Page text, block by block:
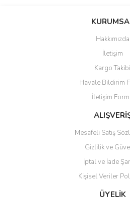
Bu ürüne ilk yorumu
Yorum Yaz
Ürün resmi kalitesiz, bozuk veya
Ürün açıklamasında eksik bilgiler
Ürün bilgilerinde hatalar bulunuyor.
Ürün fiyatı diğer sitelerden daha
Bu ürüne benzer farklı alternatifler
Gönder
Hakkımızda
İletişim
Kargo Takibi
Havale Bildirim
İletişim
Mesafeli Satış
Gizlilik ve
İptal ve İade
Kişisel Veriler
ÜYELİK